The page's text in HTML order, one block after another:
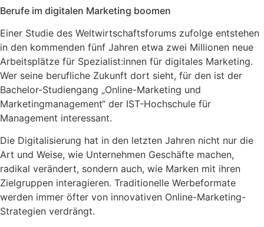
Berufe im digitalen Marketing boomen
Einer Studie des Weltwirtschaftsforums zufolge entstehen
in den kommenden fünf Jahren etwa zwei Millionen neue
Arbeitsplätze für Spezialist:innen für digitales Marketing.
Wer seine berufliche Zukunft dort sieht, für den ist der
Bachelor-Studiengang „Online-Marketing und
Marketingmanagement“ der IST-Hochschule für
Management interessant.
Die Digitalisierung hat in den letzten Jahren nicht nur die
Art und Weise, wie Unternehmen Geschäfte machen,
radikal verändert, sondern auch, wie Marken mit ihren
Zielgruppen interagieren. Traditionelle Werbeformate
werden immer öfter von innovativen Online-Marketing-
Strategien verdrängt.